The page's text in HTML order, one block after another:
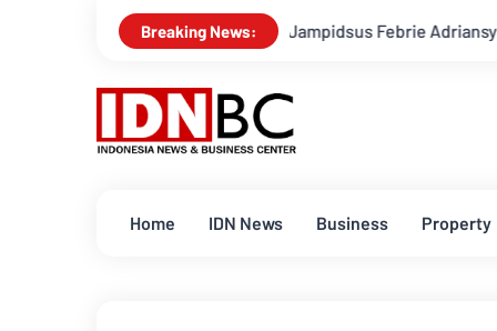
Breaking News:
Tetapkan Eks Jampidsus Febrie Adriansyah Jadi
Home IDN News Business Property